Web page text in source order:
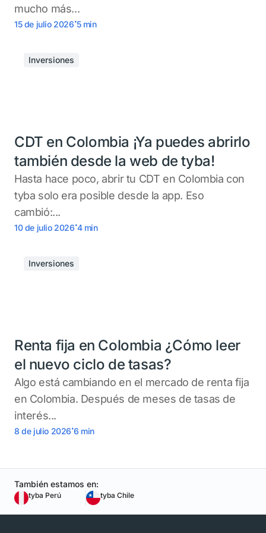
mucho más...
15 de julio 2026.5 min
Inversiones
CDT en Colombia ¡Ya puedes abrirlo
también desde la web de tyba!
Hasta hace poco, abrir tu CDT en Colombia con
tyba solo era posible desde la app. Eso
cambió:...
10 de julio 2026.4 min
Inversiones
Renta fija en Colombia ¿Cómo leer
el nuevo ciclo de tasas?
Algo está cambiando en el mercado de renta fija
en Colombia. Después de meses de tasas de
interés...
8 de julio 2026.6 min
También estamos en:
tyba Perú tyba Chile